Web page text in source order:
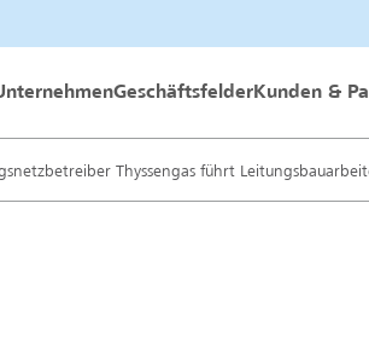
Geschäftsfelder Kunden &
Thyssengas führt